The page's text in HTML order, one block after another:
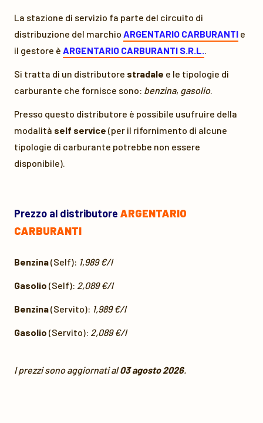
La stazione di servizio fa parte del circuito di
distribuzione del marchio ARGENTARIO CARBURANTI e
il gestore è ARGENTARIO CARBURANTI S.R.L..
Si tratta di un distributore stradale e le tipologie di
carburante che fornisce sono: benzina, gasolio.
Presso questo distributore è possibile usufruire della
modalità self service (per il rifornimento di alcune
tipologie di carburante potrebbe non essere
disponibile).
Prezzo al distributore ARGENTARIO
CARBURANTI
Benzina(Self): 1,989 €/l
Gasolio (Self): 2,089 €/l
Benzina(Servito): 1,989 €/l
Gasolio (Servito): 2,089 €/l
I prezzi sono aggiornati al03 agosto 2026.